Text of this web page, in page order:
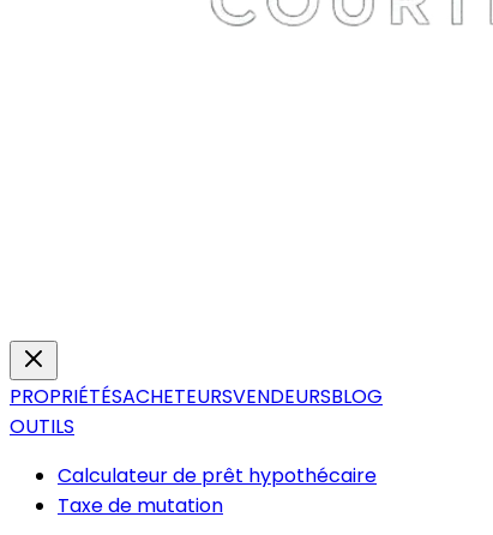
PROPRIÉTÉSACHETEURSVENDEURSBLOG
OUTILS
Calculateur de prêt hypothécaire
Taxe de mutation